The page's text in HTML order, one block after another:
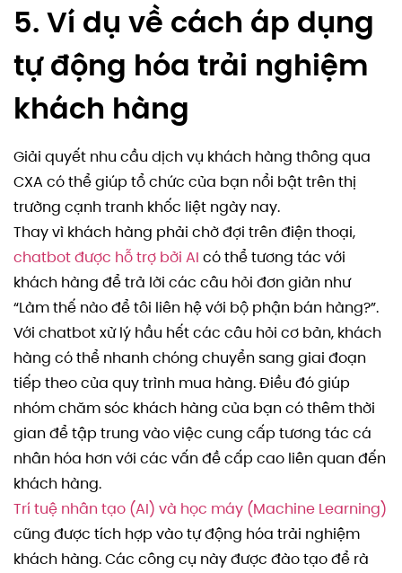
5. Ví dụ về cách áp dụng
tự động hóa trải nghiệm
khách hàng
Giải quyết nhu cầu dịch vụ khách hàng thông qua
CXA có thể giúp tổ chức của bạn nổi bật trên thị
trường cạnh tranh khốc liệt ngày nay.
Thay vì khách hàng phải chờ đợi trên điện thoại,
chatbot được hỗ trợ bởi AI có thể tương tác với
khách hàng để trả lời các câu hỏi đơn giản như
“Làm thế nào để tôi liên hệ với bộ phận bán hàng?”.
Với chatbot xử lý hầu hết các câu hỏi cơ bản, khách
hàng có thể nhanh chóng chuyển sang giai đoạn
tiếp theo của quy trình mua hàng. Điều đó giúp
nhóm chăm sóc khách hàng của bạn có thêm thời
gian để tập trung vào việc cung cấp tương tác cá
nhân hóa hơn với các vấn đề cấp cao liên quan đến
khách hàng.
Trí tuệ nhân tạo (AI) và học máy (Machine Learning)
cũng được tích hợp vào tự động hóa trải nghiệm
khách hàng. Các công cụ này được đào tạo để rà